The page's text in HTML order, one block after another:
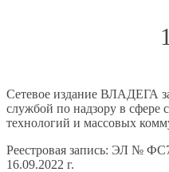
Сетевое издание ВЛАДЕГА
службой по надзору в
технологий и массовых
Реестровая запись: ЭЛ №
16.09.2022 г.